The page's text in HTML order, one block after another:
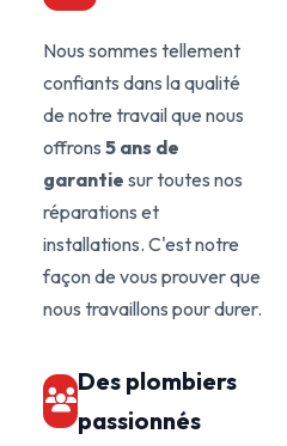
Nous sommes tellement
confiants dans la qualité
de notre travail que nous
offrons 5 ans de
garantie sur toutes nos
réparations et
installations. C'est notre
façon de vous prouver que
nous travaillons pour durer.
Des plombiers
passionnés